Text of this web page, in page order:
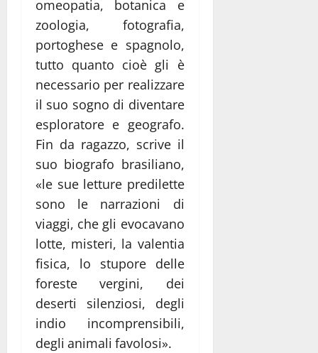
omeopatia, botanica e
zoologia, fotografia,
portoghese e spagnolo,
tutto quanto cioè gli è
necessario per realizzare
il suo sogno di diventare
esploratore e geografo.
Fin da ragazzo, scrive il
suo biografo brasiliano,
«le sue letture predilette
sono le narrazioni di
viaggi, che gli evocavano
lotte, misteri, la valentia
fisica, lo stupore delle
foreste vergini, dei
deserti silenziosi, degli
indio incomprensibili,
degli animali favolosi».